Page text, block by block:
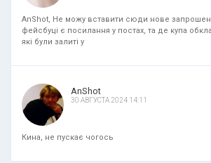
AnShot, Не можу вставити сюди нове
фейсбуці є посилання у постах, та де купа
які були залиті у
AnShot
30 АВГУСТА 2024 14:11
Кина, не пускає чогось